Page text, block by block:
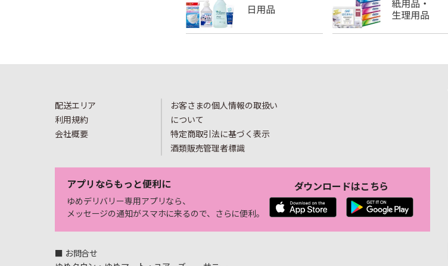
配送エリア
利用規約
会社概要
お客さまの個人情報の取扱い
について
特定商取引法に基づく表示
酒類販売管理者標識
アプリならもっと便利に
ゆめデリバリー専用アプリなら、
メッセージの通知がスマホに来るので、さらに便利。
ダウンロードはこちら
■ お問合せ